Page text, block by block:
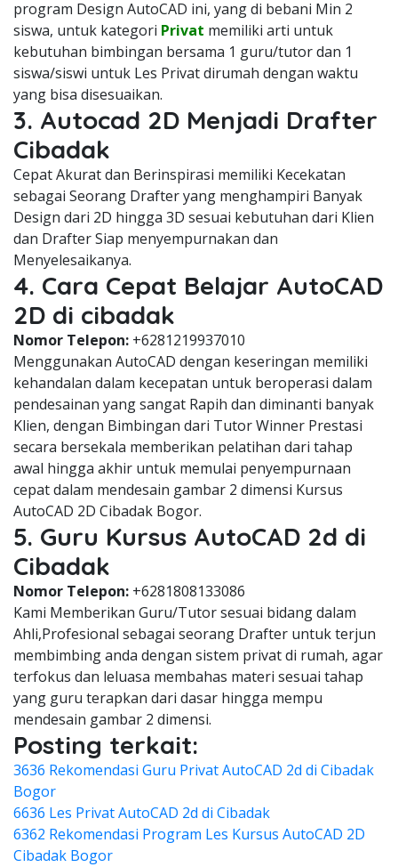
program Design AutoCAD ini, yang di bebani Min 2
siswa, untuk kategori Privat memiliki arti untuk
kebutuhan bimbingan bersama 1 guru/tutor dan 1
siswa/siswi untuk Les Privat dirumah dengan waktu
yang bisa disesuaikan.
3. Autocad 2D Menjadi Drafter
Cibadak
Cepat Akurat dan Berinspirasi memiliki Kecekatan
sebagai Seorang Drafter yang menghampiri Banyak
Design dari 2D hingga 3D sesuai kebutuhan dari Klien
dan Drafter Siap menyempurnakan dan
Menyelesaikanya.
4. Cara Cepat Belajar AutoCAD
2D di cibadak
Nomor Telepon: +6281219937010
Menggunakan AutoCAD dengan keseringan memiliki
kehandalan dalam kecepatan untuk beroperasi dalam
pendesainan yang sangat Rapih dan diminanti banyak
Klien, dengan Bimbingan dari Tutor Winner Prestasi
secara bersekala memberikan pelatihan dari tahap
awal hingga akhir untuk memulai penyempurnaan
cepat dalam mendesain gambar 2 dimensi Kursus
AutoCAD 2D Cibadak Bogor.
5. Guru Kursus AutoCAD 2d di
Cibadak
Nomor Telepon: +6281808133086
Kami Memberikan Guru/Tutor sesuai bidang dalam
Ahli,Profesional sebagai seorang Drafter untuk terjun
membimbing anda dengan sistem privat di rumah, agar
terfokus dan leluasa membahas materi sesuai tahap
yang guru terapkan dari dasar hingga mempu
mendesain gambar 2 dimensi.
Posting terkait:
3636 Rekomendasi Guru Privat AutoCAD 2d di Cibadak
Bogor
6636 Les Privat AutoCAD 2d di Cibadak
6362 Rekomendasi Program Les Kursus AutoCAD 2D
Cibadak Bogor